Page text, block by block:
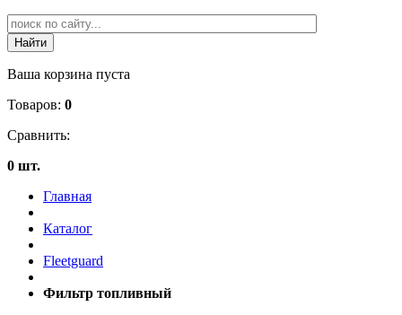
Ваша корзина пуста
Товаров: 0
Сравнить:
0 шт.
Главная
Каталог
Fleetguard
Фильтр топливный